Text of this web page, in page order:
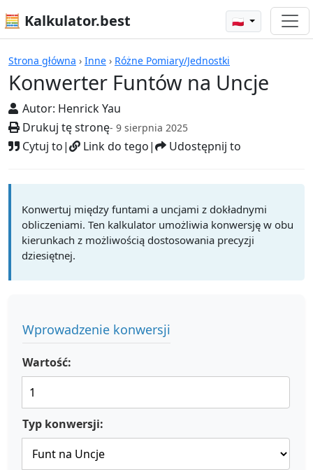
🧮 Kalkulator.best 🇵🇱
Strona główna › Inne › Różne Pomiary/Jednostki
Konwerter Funtów na Uncje
Autor: Henrick Yau
Drukuj tę stronę- 9 sierpnia 2025
Cytuj to| Link do tego| Udostępnij to
Kalkulatory
Konwertuj między funtami a uncjami z dokładnymi
obliczeniami. Ten kalkulator umożliwia konwersję w obu
kierunkach z możliwością dostosowania precyzji
dziesiętnej.
Wprowadzenie konwersji
Wartość:
Typ konwersji: